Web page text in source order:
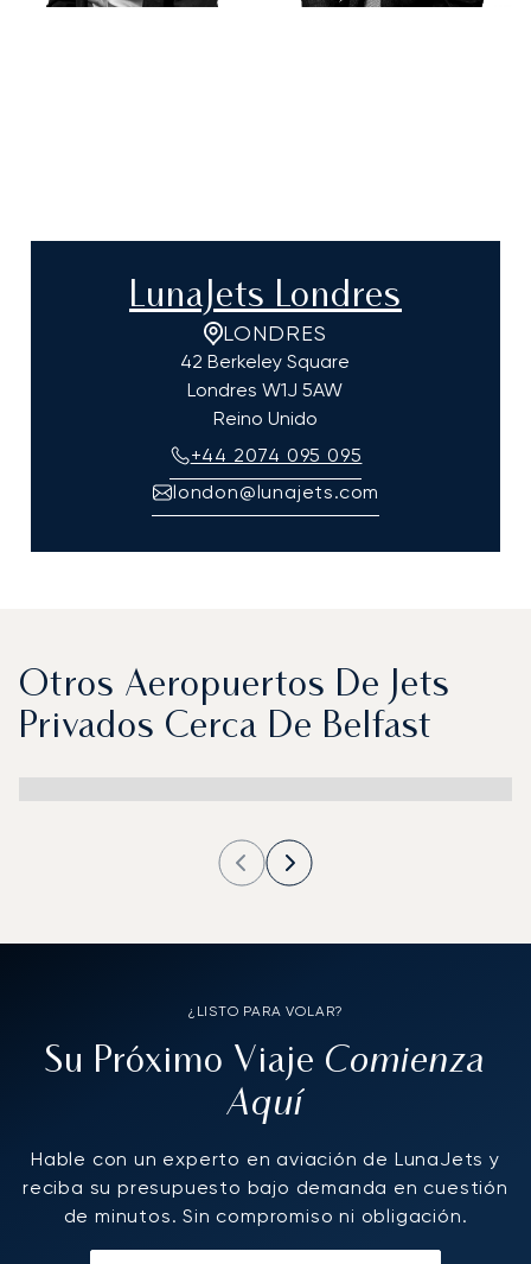
LunaJets Londres
LONDRES
42 Berkeley Square
Londres W1J 5AW
Reino Unido
+44 2074 095 095
london@lunajets.com
Otros Aeropuertos De Jets
Privados Cerca De Belfast
¿LISTO PARA VOLAR?
Su Próximo Viaje Comienza
Aquí
Hable con un experto en aviación de LunaJets y
reciba su presupuesto bajo demanda en cuestión
de minutos. Sin compromiso ni obligación.